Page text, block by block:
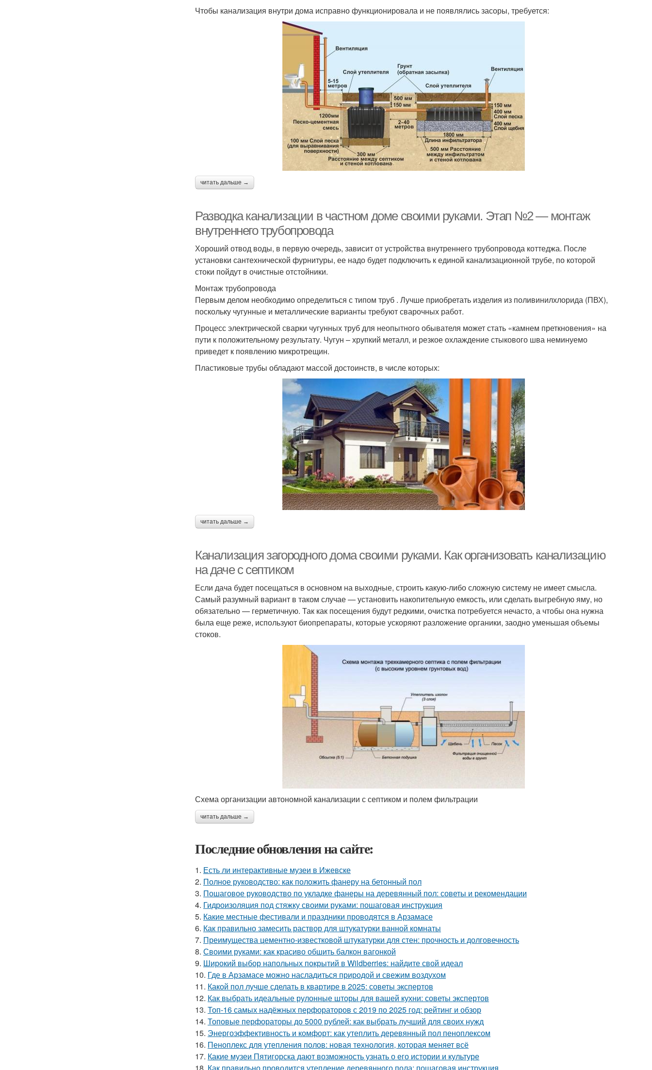
Чтобы канализация внутри дома исправно функционировала и не появлялись засоры, требуется:
читать дальше →
Разводка канализации в частном доме своими руками. Этап №2 — монтаж
внутреннего трубопровода
Хороший отвод воды, в первую очередь, зависит от устройства внутреннего трубопровода коттеджа. После
установки сантехнической фурнитуры, ее надо будет подключить к единой канализационной трубе, по которой
стоки пойдут в очистные отстойники.
Монтаж трубопровода
Первым делом необходимо определиться с типом труб . Лучше приобретать изделия из поливинилхлорида (ПВХ),
поскольку чугунные и металлические варианты требуют сварочных работ.
Процесс электрической сварки чугунных труб для неопытного обывателя может стать «камнем преткновения» на
пути к положительному результату. Чугун – хрупкий металл, и резкое охлаждение стыкового шва неминуемо
приведет к появлению микротрещин.
Пластиковые трубы обладают массой достоинств, в числе которых:
читать дальше →
Канализация загородного дома своими руками. Как организовать канализацию
на даче с септиком
Если дача будет посещаться в основном на выходные, строить какую-либо сложную систему не имеет смысла.
Самый разумный вариант в таком случае — установить накопительную емкость, или сделать выгребную яму, но
обязательно — герметичную. Так как посещения будут редкими, очистка потребуется нечасто, а чтобы она нужна
была еще реже, используют биопрепараты, которые ускоряют разложение органики, заодно уменьшая объемы
стоков.
Схема организации автономной канализации с септиком и полем фильтрации
читать дальше →
Последние обновления на сайте:
1. Есть ли интерактивные музеи в Ижевске
2. Полное руководство: как положить фанеру на бетонный пол
3. Пошаговое руководство по укладке фанеры на деревянный пол: советы и рекомендации
4. Гидроизоляция под стяжку своими руками: пошаговая инструкция
5. Какие местные фестивали и праздники проводятся в Арзамасе
6. Как правильно замесить раствор для штукатурки ванной комнаты
7. Преимущества цементно-известковой штукатурки для стен: прочность и долговечность
8. Своими руками: как красиво обшить балкон вагонкой
9. Широкий выбор напольных покрытий в Wildberries: найдите свой идеал
10. Где в Арзамасе можно насладиться природой и свежим воздухом
11. Какой пол лучше сделать в квартире в 2025: советы экспертов
12. Как выбрать идеальные рулонные шторы для вашей кухни: советы экспертов
13. Топ-16 самых надёжных перфораторов с 2019 по 2025 год: рейтинг и обзор
14. Топовые перфораторы до 5000 рублей: как выбрать лучший для своих нужд
15. Энергоэффективность и комфорт: как утеплить деревянный пол пеноплексом
16. Пеноплекс для утепления полов: новая технология, которая меняет всё
17. Какие музеи Пятигорска дают возможность узнать о его истории и культуре